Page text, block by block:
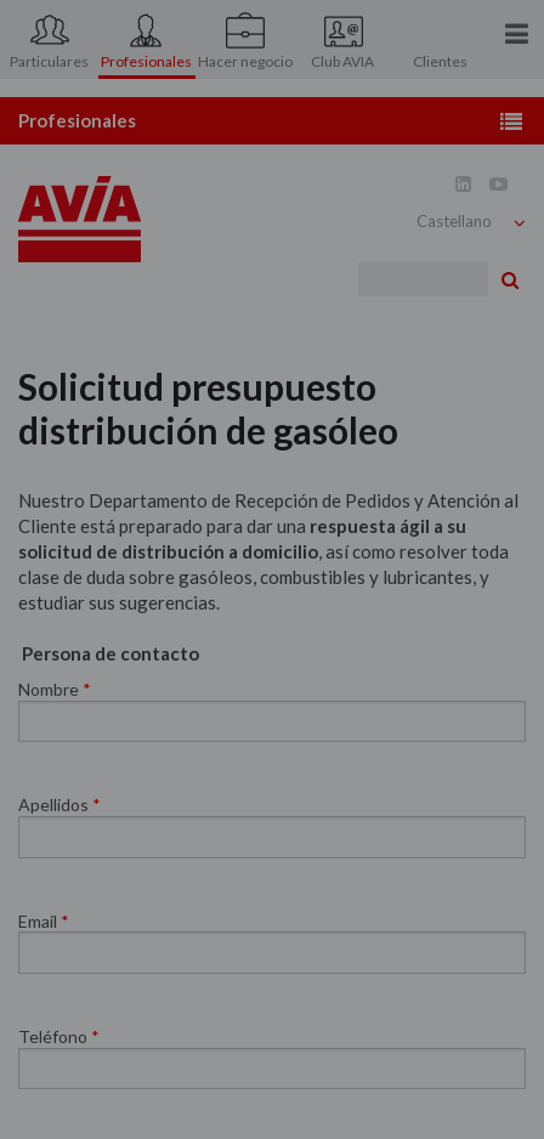
 
Particulares Profesionales Hacer negocio Club AVIA Clientes
Profesionales
Estaciones de servicio
Distribución de gasóleo
Lubricantes
Tarjetas
Atención al usuario
Solicitud presupuesto
distribución de gasóleo
Nuestro Departamento de Recepción de Pedidos y Atención al
Cliente está preparado para dar una respuesta ágil a su
solicitud de distribución a domicilio, así como resolver toda
clase de duda sobre gasóleos, combustibles y lubricantes, y
estudiar sus sugerencias.
Persona de contacto
Nombre *
Apellidos *
Email *
Teléfono *